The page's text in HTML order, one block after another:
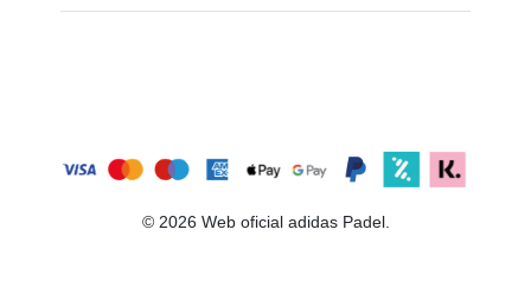
© 2026 Web oficial adidas Padel.